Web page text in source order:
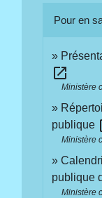
Pour en
open_in_new
Ministère
publique
Ministère
publique
Ministère